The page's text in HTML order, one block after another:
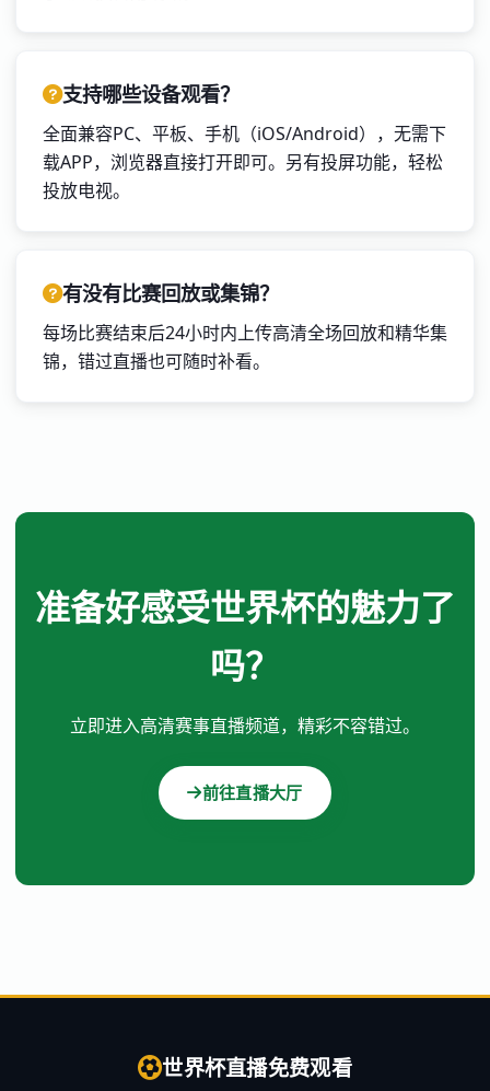
支持哪些设备观看？
全面兼容PC、平板、手机（iOS/Android），无需下
载APP，浏览器直接打开即可。另有投屏功能，轻松
投放电视。
有没有比赛回放或集锦？
每场比赛结束后24小时内上传高清全场回放和精华集
锦，错过直播也可随时补看。
准备好感受世界杯的魅力了
吗？
立即进入高清赛事直播频道，精彩不容错过。
前往直播大厅
世界杯直播免费观看